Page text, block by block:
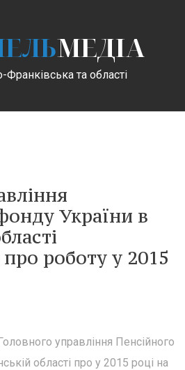
МЕДІА
та області
України в
про роботу у 2015
управління Пенсійного
області про у 2015 році на